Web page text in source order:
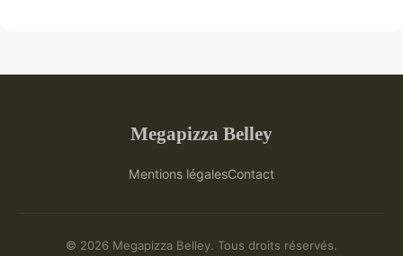
Megapizza Belley
Mentions légalesContact
© 2026 Megapizza Belley. Tous droits réservés.